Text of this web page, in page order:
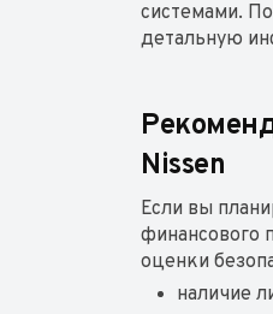
системами.
детальную
Nissen
Если вы
финансового
оценки
наличие